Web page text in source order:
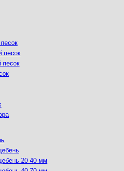
песок
песок
20-40 мм